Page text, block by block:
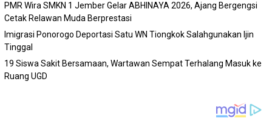
PMR Wira SMKN 1 Jember Gelar ABHINAYA 2026, Ajang Bergengsi
Cetak Relawan Muda Berprestasi
Imigrasi Ponorogo Deportasi Satu WN Tiongkok Salahgunakan Ijin
Tinggal
19 Siswa Sakit Bersamaan, Wartawan Sempat Terhalang Masuk ke
Ruang UGD